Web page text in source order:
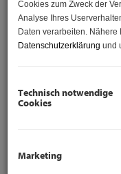
großzügige
Wohnkonzept
viel Platz für
gut kombinieren
Zugang zu den
Cookies zum Zweck der
Analyse Ihres
Daten verarbeiten.
Datenschutzerklärung und
Technisch notwendige
Cookies
Marketing